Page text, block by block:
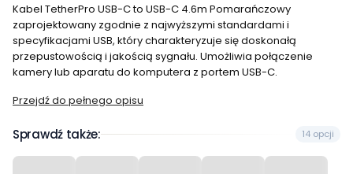
Kabel TetherPro USB-C to USB-C 4.6m Pomarańczowy
zaprojektowany zgodnie z najwyższymi standardami i
specyfikacjami USB, który charakteryzuje się doskonałą
przepustowością i jakością sygnału. Umożliwia połączenie
kamery lub aparatu do komputera z portem USB-C.
Przejdź do pełnego opisu
Sprawdź także: 14 opcji